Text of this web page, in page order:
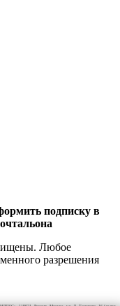
подписку в
Любое
разрешения